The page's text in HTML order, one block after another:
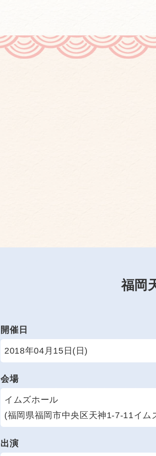
福岡
開催日
2018年04月15日(日)
会場
イムズホール
(福岡県福岡市中央区天神1-7-11イム
出演